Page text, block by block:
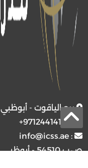
برج الياقوت - أبوظبي
+97124414113
:
info@icss.ae
ص.ب54510 - أبوظبي